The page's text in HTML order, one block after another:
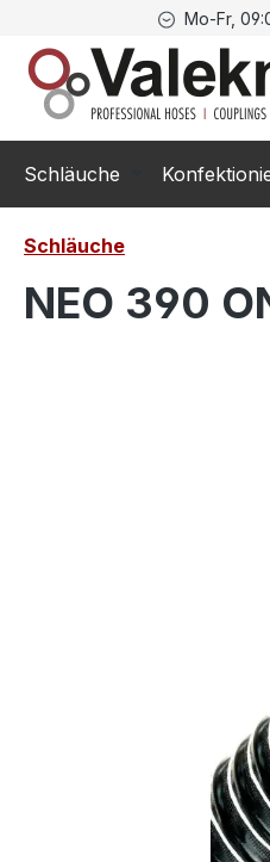
Zur Mo-Fr,
Schläuche
Schläuche
NEO 390